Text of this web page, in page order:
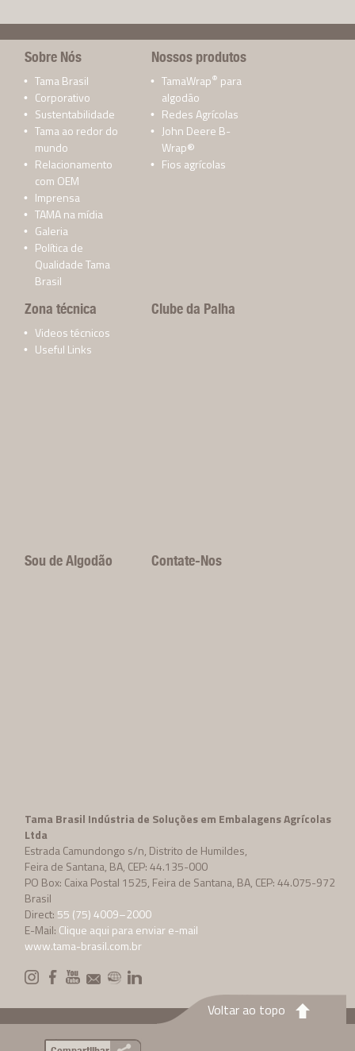
Sobre Nós
Tama Brasil
Corporativo
Sustentabilidade
Tama ao redor do
mundo
Relacionamento
com OEM
Imprensa
TAMA na mídia
Galeria
Política de
Qualidade Tama
Brasil
Nossos produtos
TamaWrap® para
algodão
Redes Agrícolas
John Deere B-
Wrap®
Fios agrícolas
Zona técnica
Videos técnicos
Useful Links
Clube da Palha
Sou de Algodão Contate-Nos
Tama Brasil Indústria de Soluções em Embalagens Agrícolas
Ltda
Estrada Camundongo s/n, Distrito de Humildes,
Feira de Santana, BA, CEP: 44.135-000
PO Box: Caixa Postal 1525, Feira de Santana, BA, CEP: 44.075-972
Brasil
Direct: 55 (75) 4009–2000
E-Mail: Clique aqui para enviar e-mail
www.tama-brasil.com.br
Voltar ao topo